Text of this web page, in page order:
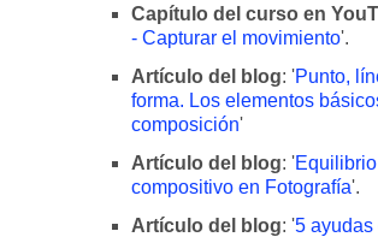
Capítulo del curso en
- Capturar el movimiento'.
Artículo del blog: 'Punto,
forma. Los elementos
composición'
Artículo del blog: 'Equilibrio
compositivo en Fotografía'.
Artículo del blog: '5 ayudas